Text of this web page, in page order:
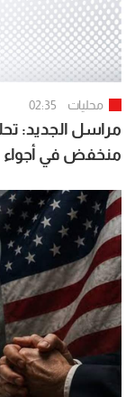
محليات 02:35
مراسل الجديد:
منخفض في أجواء